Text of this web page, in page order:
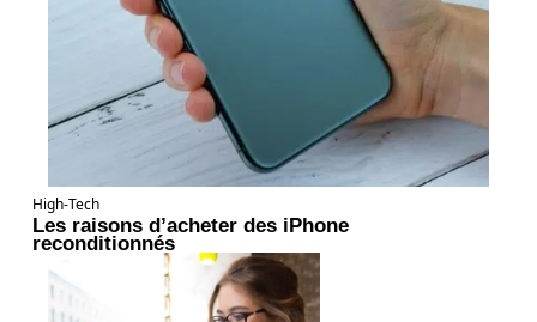
High-Tech
Les raisons d’acheter des iPhone
reconditionnés